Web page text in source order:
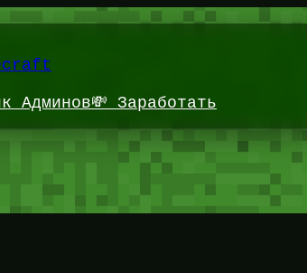
Админов💸 Заработать